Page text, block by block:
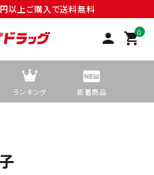
以上ご購入で送料無料
person 0
shopping_cart
ランキング 新着商品